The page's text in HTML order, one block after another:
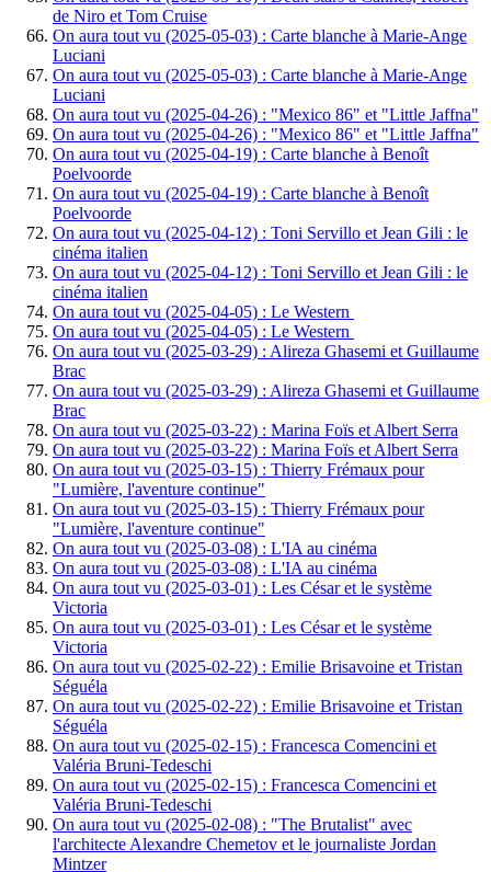
de Niro et Tom Cruise
On aura tout vu (2025-05-03) : Carte blanche à Marie-Ange
Luciani
On aura tout vu (2025-05-03) : Carte blanche à Marie-Ange
Luciani
On aura tout vu (2025-04-26) : "Mexico 86" et "Little Jaffna"
On aura tout vu (2025-04-26) : "Mexico 86" et "Little Jaffna"
On aura tout vu (2025-04-19) : Carte blanche à Benoît
Poelvoorde
On aura tout vu (2025-04-19) : Carte blanche à Benoît
Poelvoorde
On aura tout vu (2025-04-12) : Toni Servillo et Jean Gili : le
cinéma italien
On aura tout vu (2025-04-12) : Toni Servillo et Jean Gili : le
cinéma italien
On aura tout vu (2025-04-05) : Le Western
On aura tout vu (2025-04-05) : Le Western
On aura tout vu (2025-03-29) : Alireza Ghasemi et Guillaume
Brac
On aura tout vu (2025-03-29) : Alireza Ghasemi et Guillaume
Brac
On aura tout vu (2025-03-22) : Marina Foïs et Albert Serra
On aura tout vu (2025-03-22) : Marina Foïs et Albert Serra
On aura tout vu (2025-03-15) : Thierry Frémaux pour
"Lumière, l'aventure continue"
On aura tout vu (2025-03-15) : Thierry Frémaux pour
"Lumière, l'aventure continue"
On aura tout vu (2025-03-08) : L'IA au cinéma
On aura tout vu (2025-03-08) : L'IA au cinéma
On aura tout vu (2025-03-01) : Les César et le système
Victoria
On aura tout vu (2025-03-01) : Les César et le système
Victoria
On aura tout vu (2025-02-22) : Emilie Brisavoine et Tristan
Séguéla
On aura tout vu (2025-02-22) : Emilie Brisavoine et Tristan
Séguéla
On aura tout vu (2025-02-15) : Francesca Comencini et
Valéria Bruni-Tedeschi
On aura tout vu (2025-02-15) : Francesca Comencini et
Valéria Bruni-Tedeschi
On aura tout vu (2025-02-08) : "The Brutalist" avec
l'architecte Alexandre Chemetov et le journaliste Jordan
Mintzer